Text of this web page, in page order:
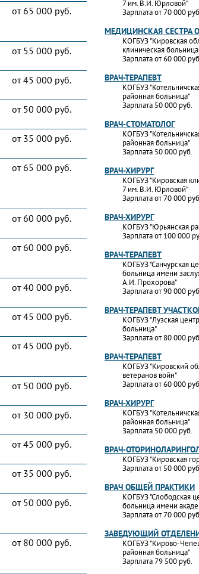
от 65 000 руб.
от 55 000 руб.
от 45 000 руб.
от 50 000 руб.
от 35 000 руб.
от 65 000 руб.
от 60 000 руб.
от 60 000 руб.
от 40 000 руб.
от 45 000 руб.
от 45 000 руб.
от 50 000 руб.
от 30 000 руб.
от 45 000 руб.
от 35 000 руб.
от 50 000 руб.
от 80 000 руб.
7 им. В.И. Юрловой"
Зарплата от 70 000
МЕДИЦИНСКАЯ СЕСТРА
КОГБУЗ "Кировская
клиническая
Зарплата от 60 000
ВРАЧ-ТЕРАПЕВТ
КОГБУЗ
районная больница"
Зарплата 50 000 руб.
ВРАЧ-СТОМАТОЛОГ
КОГБУЗ
районная больница"
Зарплата 50 000 руб.
ВРАЧ-ХИРУРГ
КОГБУЗ "Кировская
7 им. В.И. Юрловой"
Зарплата от 70 000
ВРАЧ-ХИРУРГ
КОГБУЗ "Юрьянская
Зарплата от 100 000
ВРАЧ-ТЕРАПЕВТ
КОГБУЗ "Санчурская
больница имени
А.И. Прохорова"
Зарплата от 90 000
ВРАЧ-ТЕРАПЕВТ
КОГБУЗ "Лузская
больница"
Зарплата от 80 000
ВРАЧ-ТЕРАПЕВТ
КОГБУЗ "Кировский
ветеранов войн"
Зарплата от 60 000
ВРАЧ-ХИРУРГ
КОГБУЗ
районная больница"
Зарплата 50 000 руб.
ВРАЧ-
КОГБУЗ "Кировская
Зарплата от 50 000
ВРАЧ ОБЩЕЙ ПРАКТИКИ
КОГБУЗ "Слободская
больница имени
Зарплата от 70 000
ЗАВЕДУЮЩИЙ
КОГБУЗ "Кирово-
районная больница"
Зарплата 79 500 руб.